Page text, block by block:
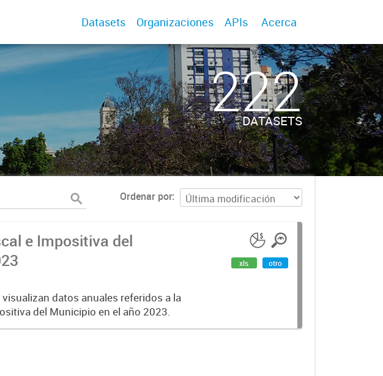
Datasets Organizaciones APIs Acerca
222
DATASETS
Ordenar por
e Impositiva del
datos anuales referidos a la
del Municipio en el año 2023.
xls otro